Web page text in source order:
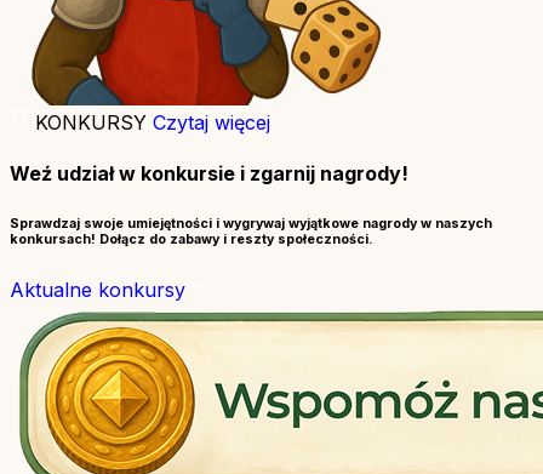
KONKURSY Czytaj więcej
Weź udział w konkursie i zgarnij nagrody!
Sprawdzaj swoje umiejętności i wygrywaj wyjątkowe nagrody w naszych
konkursach! Dołącz do zabawy i reszty społeczności.
Aktualne konkursy